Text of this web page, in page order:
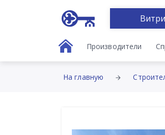
Производители
На главную